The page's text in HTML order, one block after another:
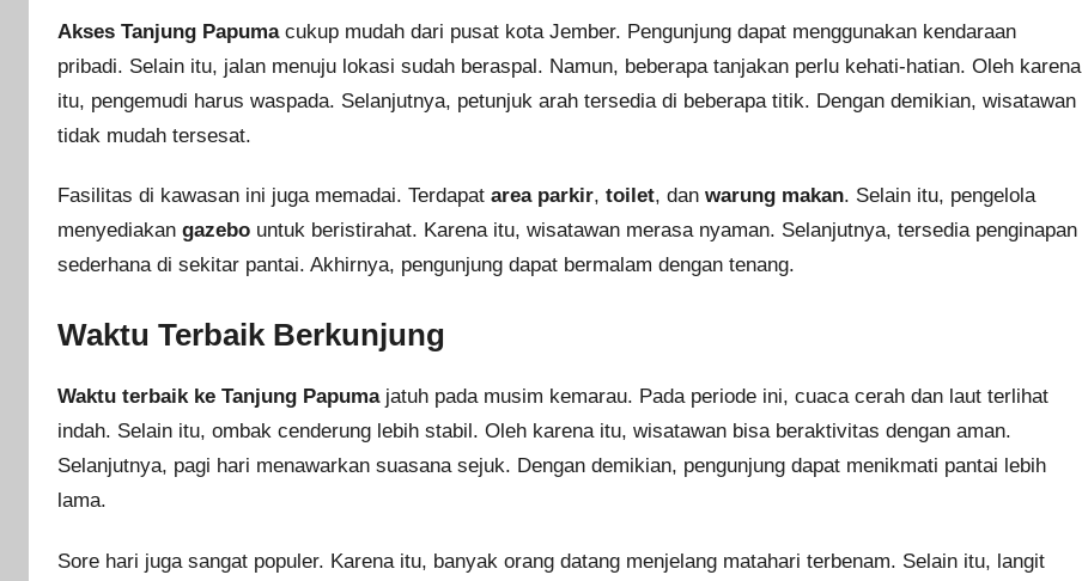
Akses Tanjung Papumacukup mudah dari pusat kota Jember. Pengunjung dapat menggunakan kendaraan
pribadi. Selain itu, jalan menuju lokasi sudah beraspal. Namun, beberapa tanjakan perlu kehati-hatian. Oleh karena
itu, pengemudi harus waspada. Selanjutnya, petunjuk arah tersedia di beberapa titik. Dengan demikian, wisatawan
tidak mudah tersesat.
Fasilitas di kawasan ini juga memadai. Terdapat area parkir, toilet, dan warung makan. Selain itu, pengelola
menyediakan gazebo untuk beristirahat. Karena itu, wisatawan merasa nyaman. Selanjutnya, tersedia penginapan
sederhana di sekitar pantai. Akhirnya, pengunjung dapat bermalam dengan tenang.
Waktu Terbaik Berkunjung
Waktu terbaik ke Tanjung Papumajatuh pada musim kemarau. Pada periode ini, cuaca cerah dan laut terlihat
indah. Selain itu, ombak cenderung lebih stabil. Oleh karena itu, wisatawan bisa beraktivitas dengan aman.
Selanjutnya, pagi hari menawarkan suasana sejuk. Dengan demikian, pengunjung dapat menikmati pantai lebih
lama.
Sore hari juga sangat populer. Karena itu, banyak orang datang menjelang matahari terbenam. Selain itu, langit